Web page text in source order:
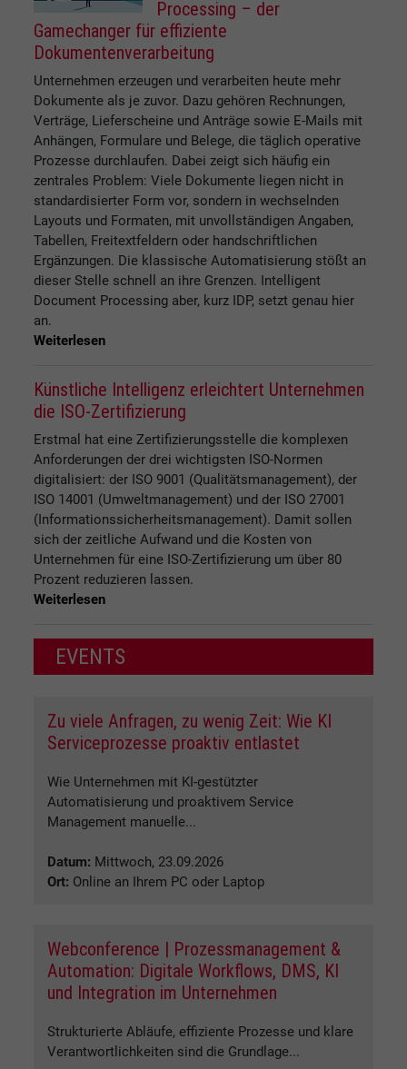
Processing – der
Gamechanger für effiziente
Dokumentenverarbeitung
Unternehmen erzeugen und verarbeiten heute mehr
Dokumente als je zuvor. Dazu gehören Rechnungen,
Verträge, Lieferscheine und Anträge sowie E-Mails mit
Anhängen, Formulare und Belege, die täglich operative
Prozesse durchlaufen. Dabei zeigt sich häufig ein
zentrales Problem: Viele Dokumente liegen nicht in
standardisierter Form vor, sondern in wechselnden
Layouts und Formaten, mit unvollständigen Angaben,
Tabellen, Freitextfeldern oder handschriftlichen
Ergänzungen. Die klassische Automatisierung stößt an
dieser Stelle schnell an ihre Grenzen. Intelligent
Document Processing aber, kurz IDP, setzt genau hier
an.
Weiterlesen
Künstliche Intelligenz erleichtert Unternehmen
die ISO-Zertifizierung
Erstmal hat eine Zertifizierungsstelle die komplexen
Anforderungen der drei wichtigsten ISO-Normen
digitalisiert: der ISO 9001 (Qualitätsmanagement), der
ISO 14001 (Umweltmanagement) und der ISO 27001
(Informationssicherheitsmanagement). Damit sollen
sich der zeitliche Aufwand und die Kosten von
Unternehmen für eine ISO-Zertifizierung um über 80
Prozent reduzieren lassen.
Weiterlesen
EVENTS
Zu viele Anfragen, zu wenig Zeit: Wie KI
Serviceprozesse proaktiv entlastet
Wie Unternehmen mit KI-gestützter
Automatisierung und proaktivem Service
Management manuelle...
Datum: Mittwoch, 23.09.2026
Ort: Online an Ihrem PC oder Laptop
Webconference | Prozessmanagement &
Automation: Digitale Workflows, DMS, KI
und Integration im Unternehmen
Strukturierte Abläufe, effiziente Prozesse und klare
Verantwortlichkeiten sind die Grundlage...